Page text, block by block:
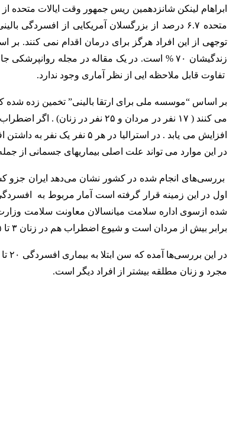
ابراهام لینکن شانزدهمین ریس جمهور وقت ایالات متحده
متحده ۶.۷ درصد از بزرگسلان آمریکایی از
توجهی از این افراد هرگز برای درمان اقدام نمی کنند. بر
تفاوت قابل ملاحظه ایی از نظر آماری وجود ندارد.
افزایش می یابد .
در استرالیا در هر ۵ نفر
در این موارد می تواند علت اصلی بیماریهای جسمانی از
اول در این زمینه قرار گرفته است آمار مربوط به افسردگی در سطح
شده ازسوی اداره سلامت میانسالان معاونت سلامت
برابر بیش از مردان است و شیوع اضطراب هم در زنان ۳ تا ۵ برابر بیش از مردان است.
مجرد و زنان مطلقه بیشتر از افراد دیگر است.